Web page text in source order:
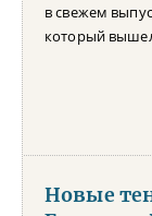
в свежем
который
Новые